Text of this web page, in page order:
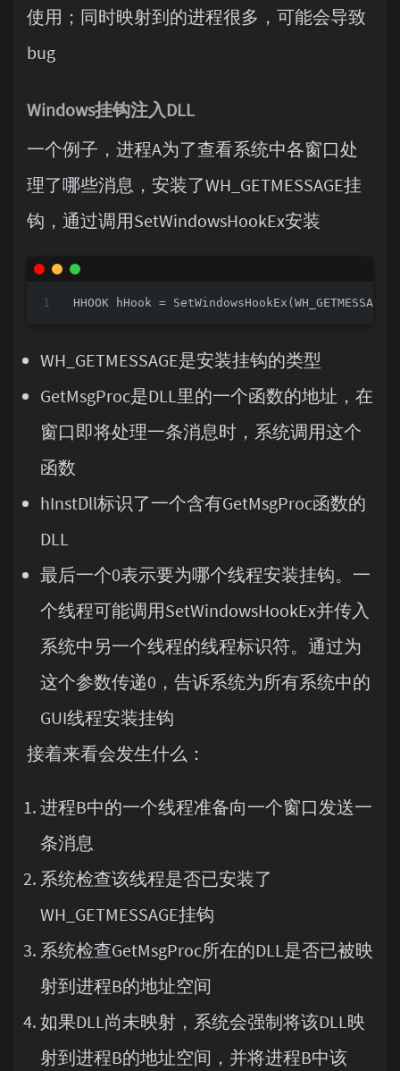
使用；同时映射到的进程很多，可能会导致
bug
Windows挂钩注入DLL
一个例子，进程A为了查看系统中各窗口处
理了哪些消息，安装了WH_GETMESSAGE挂
钩，通过调用SetWindowsHookEx安装
HHOOK hHook =
WH_GETMESSAGE是安装挂钩的类型
GetMsgProc是DLL里的一个函数的地址，在
窗口即将处理一条消息时，系统调用这个
函数
hInstDll标识了一个含有GetMsgProc函数的
DLL
最后一个0表示要为哪个线程安装挂钩。一
个线程可能调用SetWindowsHookEx并传入
系统中另一个线程的线程标识符。通过为
这个参数传递0，告诉系统为所有系统中的
GUI线程安装挂钩
接着来看会发生什么：
进程B中的一个线程准备向一个窗口发送一
条消息
系统检查该线程是否已安装了
WH_GETMESSAGE挂钩
系统检查GetMsgProc所在的DLL是否已被映
射到进程B的地址空间
如果DLL尚未映射，系统会强制将该DLL映
射到进程B的地址空间，并将进程B中该